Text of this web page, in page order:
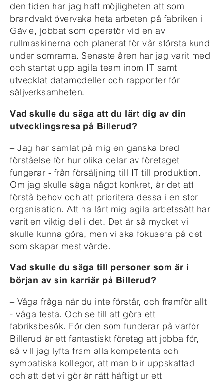
den tiden har jag haft möjligheten att som
brandvakt övervaka heta arbeten på fabriken i
Gävle, jobbat som operatör vid en av
rullmaskinerna och planerat för vår största kund
under somrarna. Senaste åren har jag varit med
och startat upp agila team inom IT samt
utvecklat datamodeller och rapporter för
säljverksamheten.
Vad skulle du säga att du lärt dig av din
utvecklingsresa på Billerud?
– Jag har samlat på mig en ganska bred
förståelse för hur olika delar av företaget
fungerar - från försäljning till IT till produktion.
Om jag skulle säga något konkret, är det att
förstå behov och att prioritera dessa i en stor
organisation. Att ha lärt mig agila arbetssätt har
varit en viktig del i det. Det är så mycket vi
skulle kunna göra, men vi ska fokusera på det
som skapar mest värde.
Vad skulle du säga till personer som är i
början av sin karriär på Billerud?
– Våga fråga när du inte förstår, och framför allt
- våga testa. Och se till att göra ett
fabriksbesök. För den som funderar på varför
Billerud är ett fantastiskt företag att jobba för,
så vill jag lyfta fram alla kompetenta och
sympatiska kollegor, att man blir uppskattad
och att det vi gör är rätt häftigt ur ett